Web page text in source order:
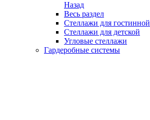
Назад
Весь раздел
Стеллажи для гостинной
Стеллажи для детской
Угловые стеллажи
Гардеробные системы